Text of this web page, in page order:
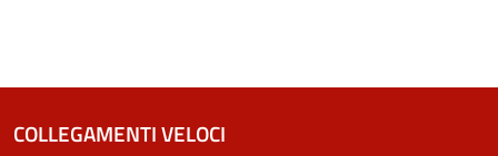
COLLEGAMENTI VELOCI